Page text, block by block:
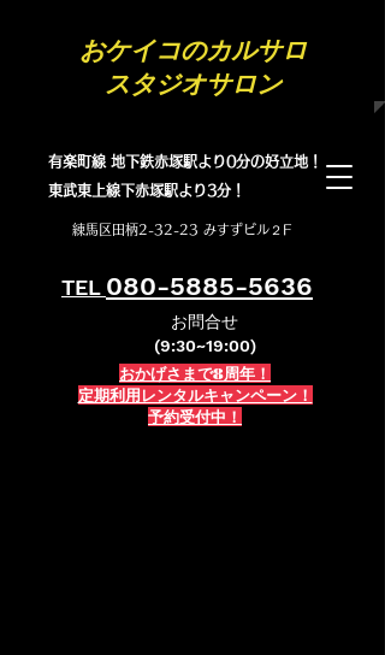
​おケイコのカルサロ
スタジオサロン
有楽町線 地下鉄赤塚駅より0分の好立地！
​東武東上線下赤塚駅より3分！
練馬区田柄2-32-23 みすずビル２F
TEL 080-5885-5636
お問合せ
(9:30~19:00)
おかげさまで8周年！
定期利用レンタルキャンペーン！
予約受付中！